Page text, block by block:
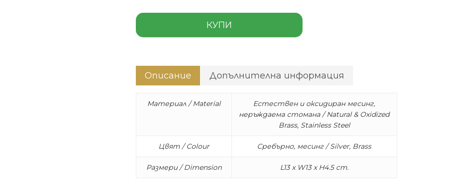
КУПИ
Описание Допълнителна информация
Материал / Material
Естествен и оксидиран месинг,
неръждаема стомана / Natural & Oxidized
Brass, Stainless Steel
Цвят / Colour Сребърно, месинг / Silver, Brass
Размери / Dimension L13 x W13 x H4.5 cm.